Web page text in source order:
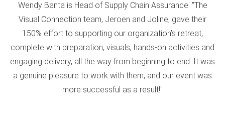
Wendy Banta is Head of Supply Chain Assurance. "The
Visual Connection team, Jeroen and Joline, gave their
150% effort to supporting our organization’s retreat,
complete with preparation, visuals, hands-on activities and
engaging delivery, all the way from beginning to end. It was
a genuine pleasure to work with them, and our event was
more successful as a result!"